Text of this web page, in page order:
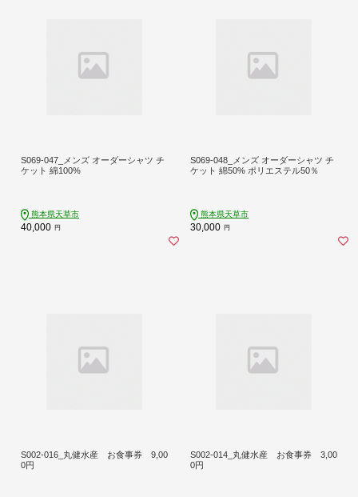
S069-047_メンズ オーダーシャツ チ
ケット 綿100%
熊本県天草市
40,000 円
S069-048_メンズ オーダーシャツ チ
ケット 綿50% ポリエステル50％
熊本県天草市
30,000 円
S002-016_丸健水産 お食事券 9,00
0円
S002-014_丸健水産 お食事券 3,00
0円